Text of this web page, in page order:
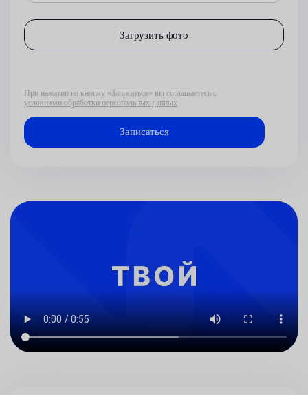
Загрузить фото
При нажатии на кнопку «Записаться» вы соглашаетесь с
условиями обработки персональных данных